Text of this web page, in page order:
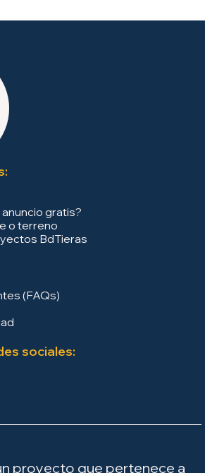
gratis?
o terreno
BdTieras
(FAQs)
sociales:
proyecto que pertenece a